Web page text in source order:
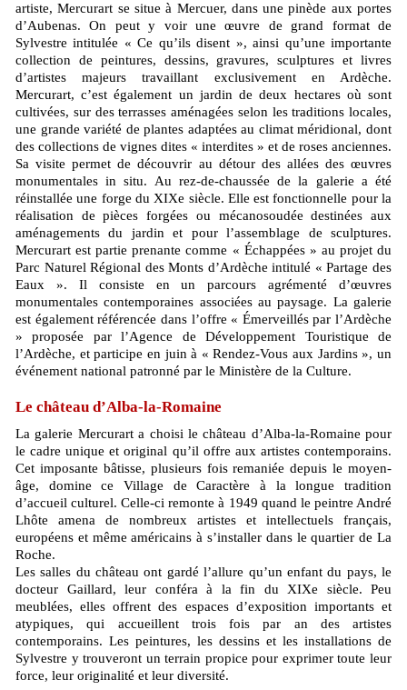
artiste, Mercurart se situe à Mercuer, dans une pinède aux portes
d’Aubenas. On peut y voir une œuvre de grand format de
Sylvestre intitulée « Ce qu’ils disent », ainsi qu’une importante
collection de peintures, dessins, gravures, sculptures et livres
d’artistes majeurs travaillant exclusivement en Ardèche.
Mercurart, c’est également un jardin de deux hectares où sont
cultivées, sur des terrasses aménagées selon les traditions locales,
une grande variété de plantes adaptées au climat méridional, dont
des collections de vignes dites « interdites » et de roses anciennes.
Sa visite permet de découvrir au détour des allées des œuvres
monumentales in situ. Au rez-de-chaussée de la galerie a été
réinstallée une forge du XIXe siècle. Elle est fonctionnelle pour la
réalisation de pièces forgées ou mécanosoudée destinées aux
aménagements du jardin et pour l’assemblage de sculptures.
Mercurart est partie prenante comme « Échappées » au projet du
Parc Naturel Régional des Monts d’Ardèche intitulé « Partage des
Eaux ». Il consiste en un parcours agrémenté d’œuvres
monumentales contemporaines associées au paysage. La galerie
est également référencée dans l’offre « Émerveillés par l’Ardèche
» proposée par l’Agence de Développement Touristique de
l’Ardèche, et participe en juin à « Rendez-Vous aux Jardins », un
événement national patronné par le Ministère de la Culture.
Le château d’Alba-la-Romaine
La galerie Mercurart a choisi le château d’Alba-la-Romaine pour
le cadre unique et original qu’il offre aux artistes contemporains.
Cet imposante bâtisse, plusieurs fois remaniée depuis le moyen-
âge, domine ce Village de Caractère à la longue tradition
d’accueil culturel. Celle-ci remonte à 1949 quand le peintre André
Lhôte amena de nombreux artistes et intellectuels français,
européens et même américains à s’installer dans le quartier de La
Roche.
Les salles du château ont gardé l’allure qu’un enfant du pays, le
docteur Gaillard, leur conféra à la fin du XIXe siècle. Peu
meublées, elles offrent des espaces d’exposition importants et
atypiques, qui accueillent trois fois par an des artistes
contemporains. Les peintures, les dessins et les installations de
Sylvestre y trouveront un terrain propice pour exprimer toute leur
force, leur originalité et leur diversité.